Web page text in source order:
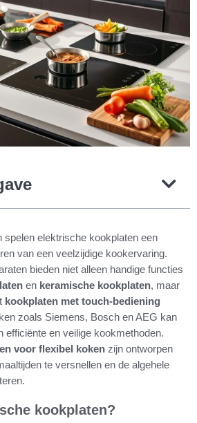
spelen elektrische kookplaten een
van een veelzijdige kookervaring.
bieden niet alleen handige functies
en keramische kookplaten, maar
kookplaten met touch-bediening
zoals Siemens, Bosch en AEG kan
efficiënte en veilige kookmethoden.
voor flexibel koken zijn ontworpen
te versnellen en de algehele
kookplaten?